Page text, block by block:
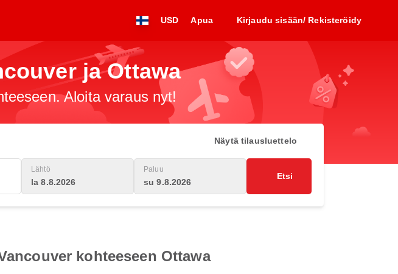
USD Apua Kirjaudu sisään/ Rekisteröidy
ja Ottawa
Aloita varaus nyt!
Näytä tilausluettelo
Lähtö
la 8.8.2026
Paluu
su 9.8.2026
Etsi
kohteeseen Ottawa